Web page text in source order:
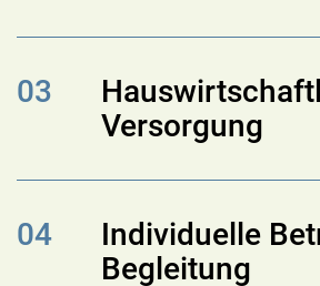
03
Versorgung
04
Individuelle
Begleitung